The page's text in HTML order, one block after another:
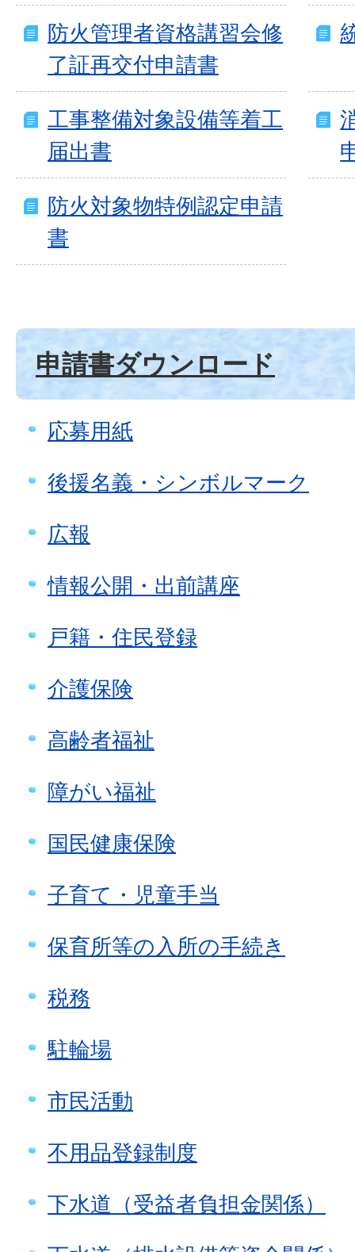
防火管理者資格講習会修
了証再交付申請書
工事整備対象設備等着工
届出書
防火対象物特例認定申請
書
申請書ダウンロード
応募用紙
後援名義・シンボルマーク
広報
情報公開・出前講座
戸籍・住民登録
介護保険
高齢者福祉
障がい福祉
国民健康保険
子育て・児童手当
保育所等の入所の手続き
税務
駐輪場
市民活動
不用品登録制度
下水道（受益者負担金関係）